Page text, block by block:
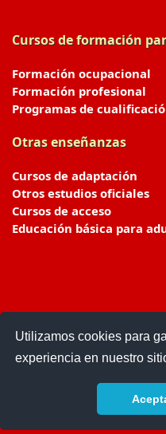
Utilizamos cookies para
experiencia en nuestro
Cursos de formación
Formación ocupacional
Formación profesional
Programas de
Otras enseñanzas
Cursos de adaptación
Otros estudios oficiales
Cursos de acceso
Educación básica para